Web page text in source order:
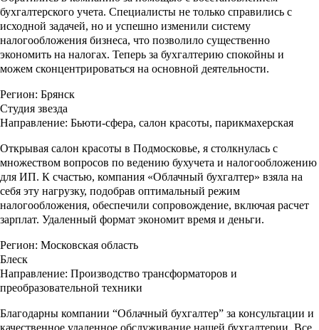
бухгалтерского учета. Специалисты не только справились с
исходной задачей, но и успешно изменили систему
налогообложения бизнеса, что позволило существенно
экономить на налогах. Теперь за бухгалтерию спокойны и
можем сконцентрироваться на основной деятельности.
Регион: Брянск
Студия звезда
Направление: Бьюти-сфера, салон красоты, парикмахерская
Открывая салон красоты в Подмосковье, я столкнулась с
множеством вопросов по ведению бухучета и налогообложению
для ИП. К счастью, компания «Облачный бухгалтер» взяла на
себя эту нагрузку, подобрав оптимальный режим
налогообложения, обеспечили сопровождение, включая расчет
зарплат. Удаленный формат экономит время и деньги.
Регион: Московская область
Блеск
Направление: Производство трансформаторов и
преобразовательной техники
Благодарны компании “Облачный бухгалтер” за консультации и